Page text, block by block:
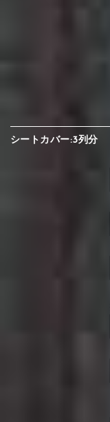
シートカバー:3列分